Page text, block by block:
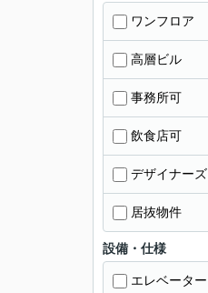
ワンフロア
高層ビル
事務所可
飲食店可
デザイナーズ
居抜物件
設備・仕様
エレベーター